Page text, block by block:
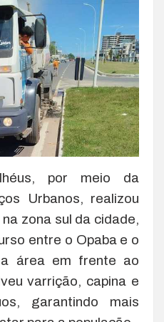
por meio da
Urbanos, realizou
zona sul da cidade,
entre o Opaba e o
a área em frente ao
varrição, capina e
garantindo mais